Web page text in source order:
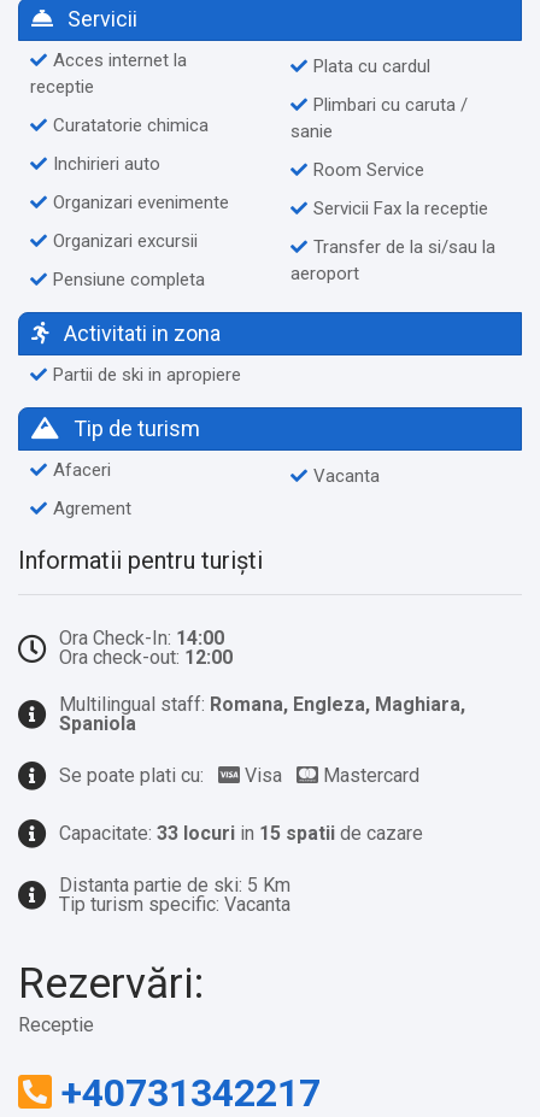
Servicii
Acces internet la
receptie
Curatatorie chimica
Inchirieri auto
Organizari evenimente
Organizari excursii
Pensiune completa
Plata cu cardul
Plimbari cu caruta /
sanie
Room Service
Servicii Fax la receptie
Transfer de la si/sau la
aeroport
Activitati in zona
Partii de ski in apropiere
Tip de turism
Afaceri
Agrement
Vacanta
Informatii pentru turiști
Ora Check-In: 14:00
Ora check-out: 12:00
Multilingual staff: Romana, Engleza, Maghiara,
Spaniola
Se poate plati cu: Visa Mastercard
Capacitate: 33 locuri in 15 spatii de cazare
Distanta partie de ski: 5 Km
Tip turism specific: Vacanta
Rezervări:
Receptie
+40731342217